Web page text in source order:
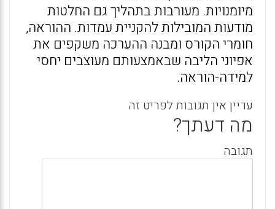
מיומנויות. מעורבות בתהליך גם החלטות
מודעות המובילות להקניית עמדות. ההוראה,
חומרי הקורס ומבנה ההערכה משקפים את
אפיוני הליבה שבאמצעותם מעוצבים יחסי
למידה-הוראה.
עדיין אין תגובות לפריט זה
מה דעתך?
תגובה